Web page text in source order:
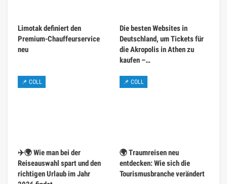
Limotak definiert den
Premium-Chauffeurservice
neu
Die besten Websites in
Deutschland, um Tickets für
die Akropolis in Athen zu
kaufen –…
📌 COLL
✈️🌍 Wie man bei der
Reiseauswahl spart und den
richtigen Urlaub im Jahr
📌 COLL
🌍 Traumreisen neu
entdecken: Wie sich die
Tourismusbranche verändert